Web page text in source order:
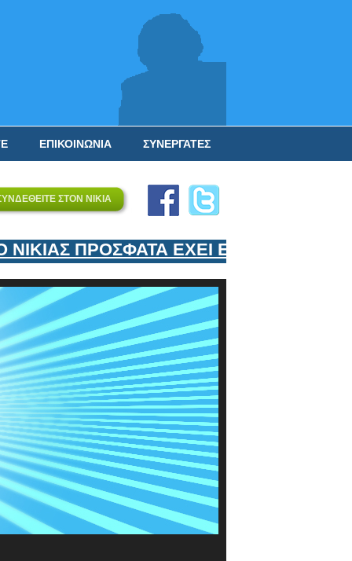
ΣΥΝΕΡΓΑΤΕΣ
ΕΠΙΚΟΙΝΩΝΙΑ
ΣΤΟΝ ΝΙΚΙΑ
ΠΡΟΣΦΑΤΑ ΕΧΕΙ ΕΝΤΑΞΕΙ ΣΤΟΝ